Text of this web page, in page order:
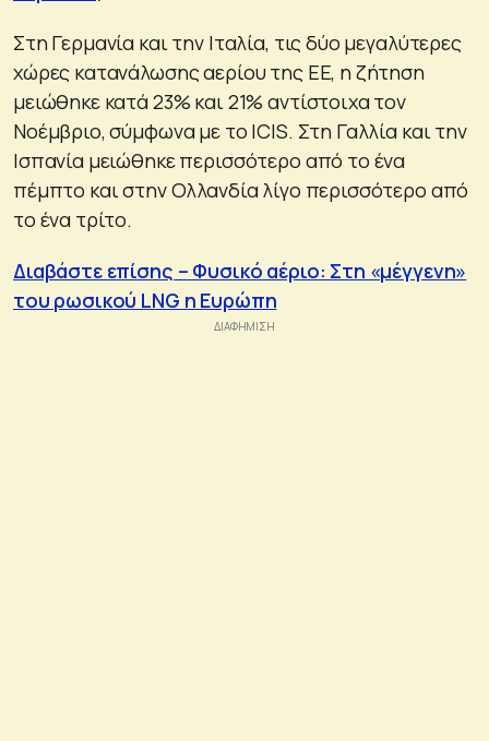
Στη Γερμανία και την Ιταλία, τις δύο μεγαλύτερες
χώρες κατανάλωσης αερίου της ΕΕ, η ζήτηση
μειώθηκε κατά 23% και 21% αντίστοιχα τον
Νοέμβριο, σύμφωνα με το ICIS. Στη Γαλλία και την
Ισπανία μειώθηκε περισσότερο από το ένα
πέμπτο και στην Ολλανδία λίγο περισσότερο από
το ένα τρίτο.
Διαβάστε επίσης – Φυσικό αέριο: Στη «μέγγενη»
του ρωσικού LNG η Ευρώπη